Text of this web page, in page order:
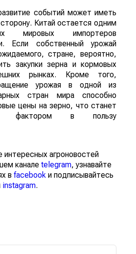
событий может иметь
Китай остается одним
мировых импортеров
Если собственный урожай
стране, вероятно,
закупки зерна и кормовых
рынках. Кроме того,
урожая в одной из
стран мира способно
цены на зерно, что станет
фактором в пользу
агроновостей
канале telegram, узнавайте
в facebook и подписывайтесь
instagram.